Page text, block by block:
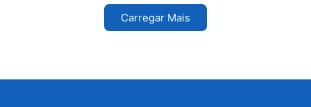
Carregar Mais